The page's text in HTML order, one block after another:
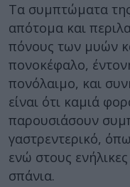
Τα συμπτώματα
απότομα και
πόνους των μυών
πονοκέφαλο,
πονόλαιμο, και
είναι ότι καμιά
παρουσιάσουν
γαστρεντερικό,
ενώ στους
σπάνια.